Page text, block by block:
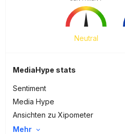
Neutral
MediaHype stats
Sentiment
Media Hype
Ansichten zu Xipometer
Mehr